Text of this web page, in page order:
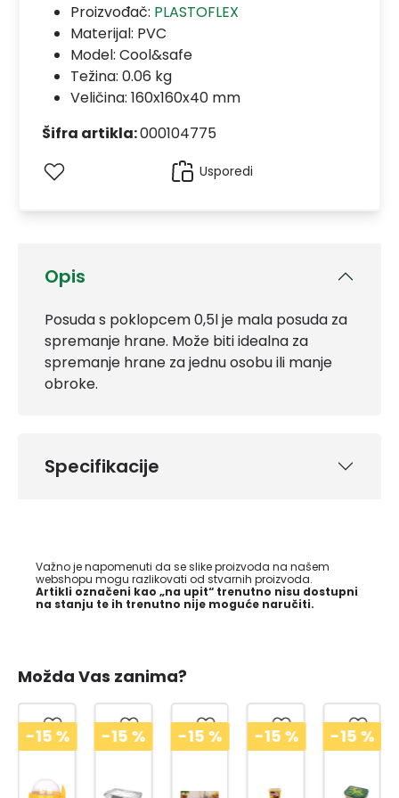
Opis
Posuda s poklopcem 0,5l je mala posuda za
spremanje hrane. Može biti idealna za
spremanje hrane za jednu osobu ili manje
obroke.
Specifikacije
Važno je napomenuti da se slike proizvoda na našem
webshopu mogu razlikovati od stvarnih proizvoda.
Artikli označeni kao „na upit“ trenutno nisu dostupni
na stanju te ih trenutno nije moguće naručiti.
Proizvođač: PLASTOFLEX
Materijal: PVC
Model: Cool&safe
Težina: 0.06 kg
Veličina: 160x160x40 mm
Šifra artikla:000104775
Usporedi
Možda Vas zanima?
-15 % -15 % -15 % -15 % -15 %